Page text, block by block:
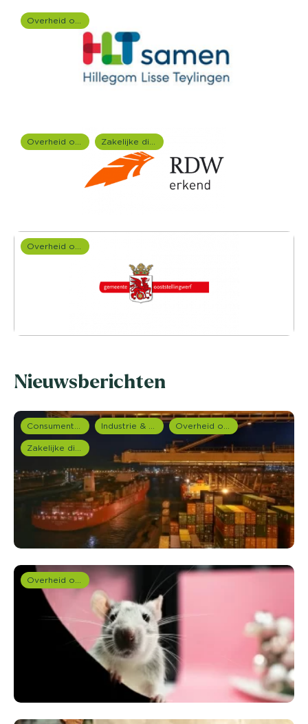
Overheid onderzoek
Overheid onderzoek Zakelijke dienstverlening (B2B)
Overheid onderzoek
Nieuwsberichten
Consumentenonderzoek Industrie & Productie Overheid onderzoek
Zakelijke dienstverlening (B2B)
Overheid onderzoek